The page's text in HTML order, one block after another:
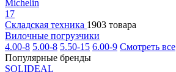
Michelin
17
Складская техника 1903 товара
Вилочные погрузчики
4.00-8 5.00-8 5.50-15 6.00-9 Смотреть все
Популярные бренды
SOLIDEAL